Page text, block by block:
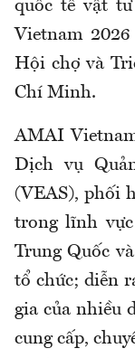
quốc tế vật
Vietnam
Hội chợ và
Chí Minh.
AMAI
Dịch vụ
(VEAS), phối
trong lĩnh
Trung Quốc
tổ chức; diễn
gia của nhiều
cung cấp,